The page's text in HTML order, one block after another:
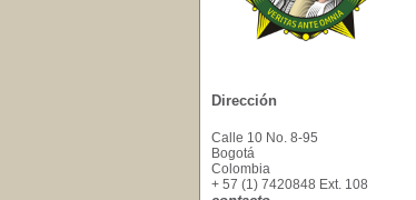
Dirección
Calle 10 No. 8-95
Bogotá
Colombia
+ 57 (1) 7420848 Ext. 108